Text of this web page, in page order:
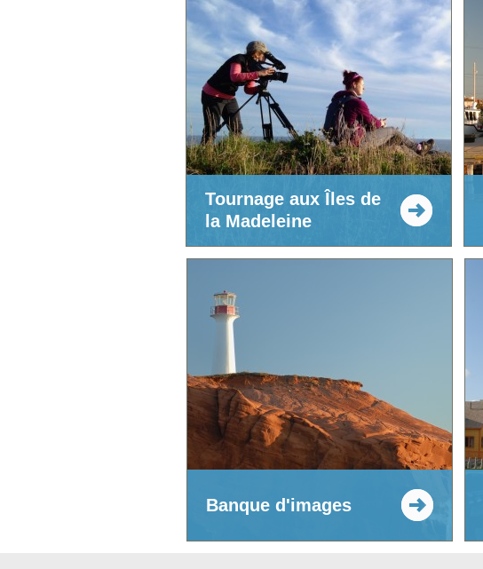
Tournage aux Îles de
la Madeleine
Banque d'images